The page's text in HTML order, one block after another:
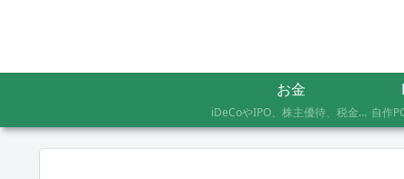
お金
iDeCoやIPO、株主優待、税金のお得な支払い方法まで、AFP資格を持つ管理人が実際に体験したお金の記録です。証券会社の手続きにかかった日数や失敗談など、体験した人にしかわからないリアルな情報をお届けします。